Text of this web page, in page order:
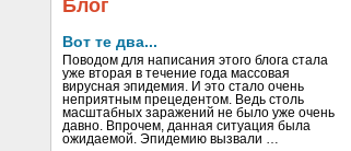
Блог
Вот те два...
Поводом для написания этого блога стала
уже вторая в течение года массовая
вирусная эпидемия. И это стало очень
неприятным прецедентом. Ведь столь
масштабных заражений не было уже очень
давно. Впрочем, данная ситуация была
ожидаемой. Эпидемию вызвали …